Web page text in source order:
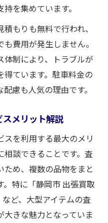
を集めています。
もりも無料で行われ、
費用が発生しません。
体制により、トラブルが
ています。駐車料金の
慮も人気の理由です。
メリット解説
を利用する最大のメリ
相談できることです。査
め、複数の品物をまと
特に「静岡市 出張買取
ど、大型アイテムの査
きな魅力となっていま